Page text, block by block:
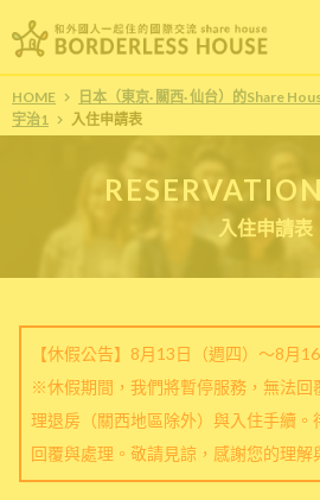
HOME 日本（東京· 關西· 仙台）的Share
宇治1
入住申請表
入住申請表
【休假公告】8月13日（週四）～8月16
※休假期間，我們將暫停服務，無法回
理退房（關西地區除外）與入住手續。
回覆與處理。敬請見諒，感謝您的理解